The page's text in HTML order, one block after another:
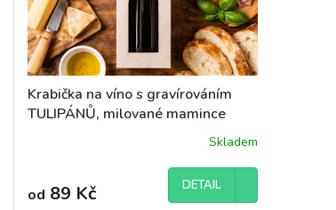
Krabička na víno s gravírováním
TULIPÁNŮ, milované mamince
Skladem
od 89 Kč DETAIL